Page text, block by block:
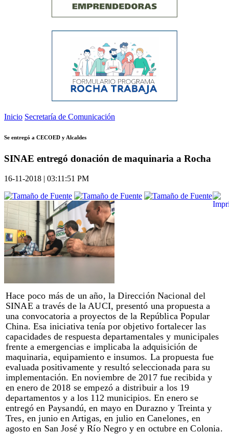
Inicio Secretaría de Comunicación
Se entregó a CECOED y Alcaldes
SINAE entregó donación de maquinaria a Rocha
16-11-2018 | 03:11:51 PM
Hace poco más de un año, la Dirección Nacional del
SINAE a través de la AUCI, presentó una propuesta a
una convocatoria a proyectos de la República Popular
China. Esa iniciativa tenía por objetivo fortalecer las
capacidades de respuesta departamentales y municipales
frente a emergencias e implicaba la adquisición de
maquinaria, equipamiento e insumos. La propuesta fue
evaluada positivamente y resultó seleccionada para su
implementación. En noviembre de 2017 fue recibida y
en enero de 2018 se empezó a distribuir a los 19
departamentos y a los 112 municipios. En enero se
entregó en Paysandú, en mayo en Durazno y Treinta y
Tres, en junio en Artigas, en julio en Canelones, en
agosto en San José y Río Negro y en octubre en Colonia.